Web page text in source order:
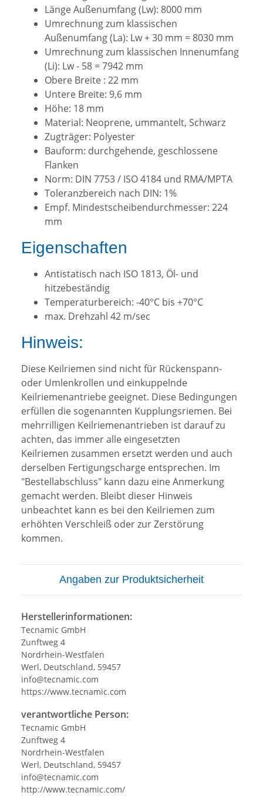
Länge Außenumfang (Lw): 8000 mm
Umrechnung zum klassischen
Außenumfang (La): Lw + 30 mm = 8030 mm
Umrechnung zum klassischen Innenumfang
(Li): Lw - 58 = 7942 mm
Obere Breite : 22 mm
Untere Breite: 9,6 mm
Höhe: 18 mm
Material: Neoprene, ummantelt, Schwarz
Zugträger: Polyester
Bauform: durchgehende, geschlossene
Flanken
Norm: DIN 7753 / ISO 4184 und RMA/MPTA
Toleranzbereich nach DIN: 1%
Empf. Mindestscheibendurchmesser: 224
mm
Eigenschaften
Antistatisch nach ISO 1813, Öl- und
hitzebeständig
Temperaturbereich: -40°C bis +70°C
max. Drehzahl 42 m/sec
Hinweis:
Diese Keilriemen sind nicht für Rückenspann-
oder Umlenkrollen und einkuppelnde
Keilriemenantriebe geeignet. Diese Bedingungen
erfüllen die sogenannten Kupplungsriemen. Bei
mehrrilligen Keilriemenantrieben ist darauf zu
achten, das immer alle eingesetzten
Keilriemen zusammen ersetzt werden und auch
derselben Fertigungscharge entsprechen. Im
"Bestellabschluss" kann dazu eine Anmerkung
gemacht werden. Bleibt dieser Hinweis
unbeachtet kann es bei den Keilriemen zum
erhöhten Verschleiß oder zur Zerstörung
kommen.
Angaben zur Produktsicherheit
Herstellerinformationen:
Tecnamic GmbH
Zunftweg 4
Nordrhein-Westfalen
Werl, Deutschland, 59457
info@tecnamic.com
https://www.tecnamic.com
verantwortliche Person:
Tecnamic GmbH
Zunftweg 4
Nordrhein-Westfalen
Werl, Deutschland, 59457
info@tecnamic.com
http://www.tecnamic.com/